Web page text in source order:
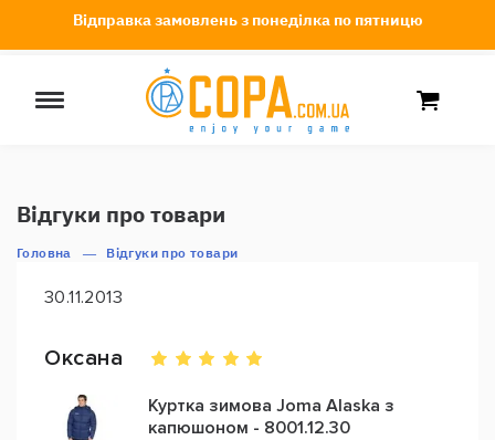
Відгуки про товари
Головна Відгуки про товари
30.11.2013
Оксана
Куртка зимова Joma Alaska з
капюшоном - 8001.12.30
Відправка замовлень з понеділка по пятницю